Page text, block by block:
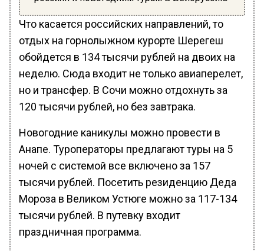
Что касается российских направлений, то
отдых на горнолыжном курорте Шерегеш
обойдется в 134 тысячи рублей на двоих на
неделю. Сюда входит не только авиаперелет,
но и трансфер. В Сочи можно отдохнуть за
120 тысячи рублей, но без завтрака.
Новогодние каникулы можно провести в
Анапе. Туроператоры предлагают туры на 5
ночей с системой все включено за 157
тысячи рублей. Посетить резиденцию Деда
Мороза в Великом Устюге можно за 117-134
тысячи рублей. В путевку входит
праздничная программа.